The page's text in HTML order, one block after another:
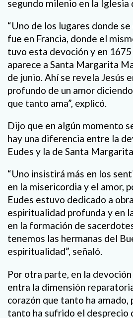
segundo milenio en la Iglesia
“Uno de los lugares donde
fue en Francia, donde el
tuvo esta devoción y en
aparece a Santa Margarita
de junio. Ahí se revela Jesús
profundo de un amor
que tanto ama”, explicó.
Dijo que en algún momento
hay una diferencia entre la
Eudes y la de Santa
“Uno insistirá más en los
en la misericordia y el amor,
Eudes estuvo dedicado a
espiritualidad profunda y en
en la formación de
tenemos las hermanas del
espiritualidad”, señaló.
Por otra parte, en la
entra la dimensión
corazón que tanto ha amado,
tanto ha sufrido el desprecio